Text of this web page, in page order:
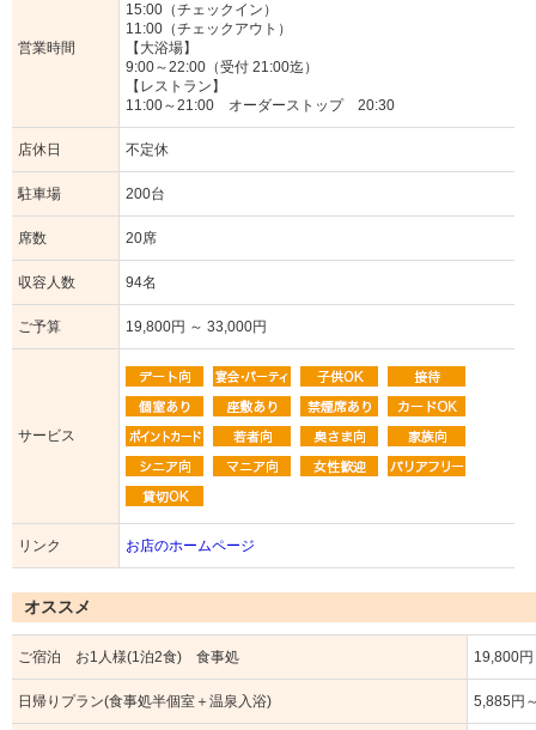
営業時間
15:00（チェックイン）
11:00（チェックアウト）
【大浴場】
9:00～22:00（受付 21:00迄）
【レストラン】
11:00～21:00 オーダーストップ 20:30
店休日 不定休
駐車場 200台
席数 20席
収容人数 94名
ご予算 19,800円 ～ 33,000円
サービス
リンク お店のホームページ
オススメ
ご宿泊 お1人様(1泊2食) 食事処 19,800
日帰りプラン(食事処半個室＋温泉入浴) 5,885円